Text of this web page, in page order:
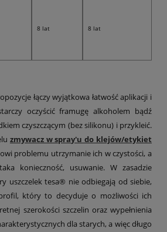
8 lat 8 lat
łączy wyjątkowa łatwość aplikacji i
oczyścić framugę alkoholem bądź
czyszczącym (bez silikonu) i przykleić.
zmywacz w spray'u do klejów/etykiet
problemu utrzymanie ich w czystości, a
konieczność, usuwanie. W zasadzie
uszczelek tesa® nie odbiegają od siebie,
który to decyduje o możliwości ich
szerokości szczelin oraz wypełnienia
dla starych, a więc długo